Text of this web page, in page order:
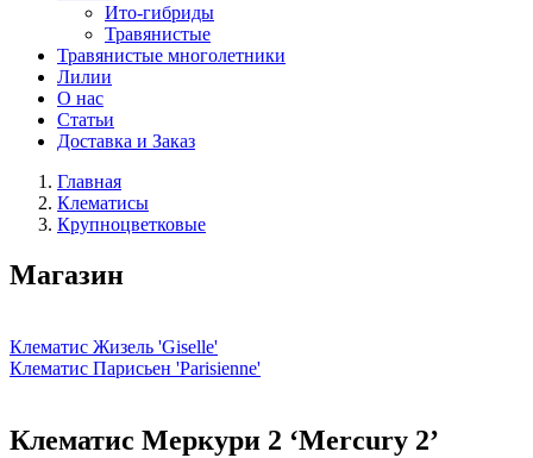
Ито-гибриды
Травянистые
Травянистые многолетники
Лилии
О нас
Статьи
Доставка и Заказ
Главная
Клематисы
Крупноцветковые
Магазин
Клематис Жизель 'Giselle'
Клематис Парисьен 'Parisienne'
Клематис Меркури 2 ‘Mercury 2’